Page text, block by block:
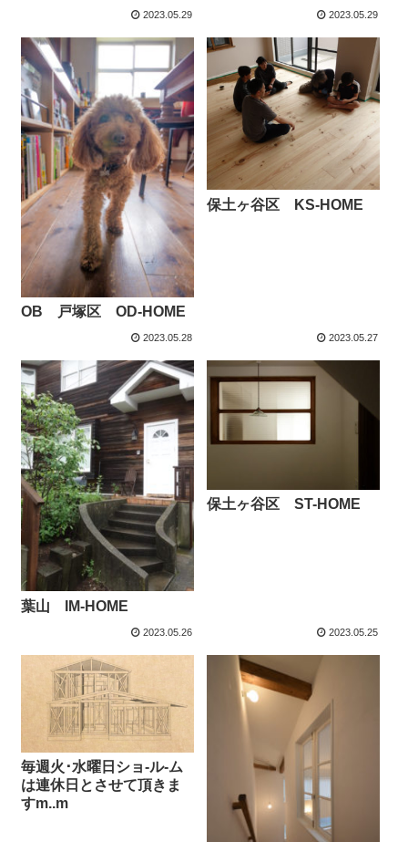
2023.05.29 2023.05.29
OB 戸塚区 OD-HOME
2023.05.28
保土ヶ谷区 KS-HOME
2023.05.27
葉山 IM-HOME
2023.05.26
保土ヶ谷区 ST-HOME
2023.05.25
毎週火･水曜日ショ-ル-ム
は連休日とさせて頂きま
すm..m